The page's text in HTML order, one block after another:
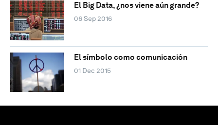
El Big Data, ¿nos viene aún grande?
06 Sep 2016
El símbolo como comunicación
01 Dec 2015